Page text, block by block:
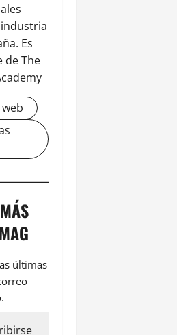
Es
de The
últimas